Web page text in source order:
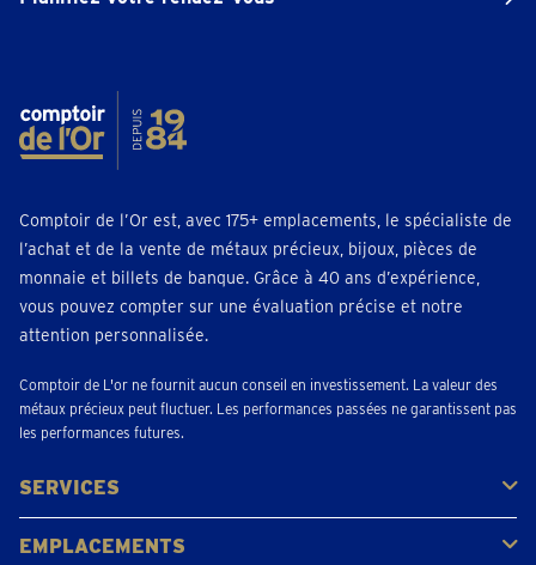
Comptoir de l’Or est, avec 175+ emplacements, le spécialiste de
l’achat et de la vente de métaux précieux, bijoux, pièces de
monnaie et billets de banque. Grâce à 40 ans d’expérience,
vous pouvez compter sur une évaluation précise et notre
attention personnalisée.
Comptoir de L'or ne fournit aucun conseil en investissement. La valeur des
métaux précieux peut fluctuer. Les performances passées ne garantissent pas
les performances futures.
SERVICES
Acheter
Vendre
Vente aux enchères
EMPLACEMENTS